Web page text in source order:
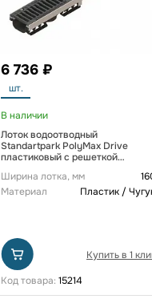
6 736 ₽
шт.
В наличии
Лоток водоотводный
Standartpark PolyMax Drive
пластиковый с решеткой
(комплект) 0805034-М
Ширина лотка, мм
Материал
Пластик /
Купить в 1
Код товара: 15214